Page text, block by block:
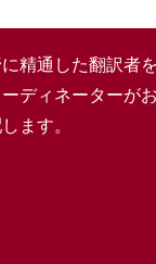
精通した翻訳者
ディネーターが
ます。